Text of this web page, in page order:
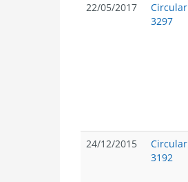
22/05/2017
Circular
3297
24/12/2015
Circular
3192